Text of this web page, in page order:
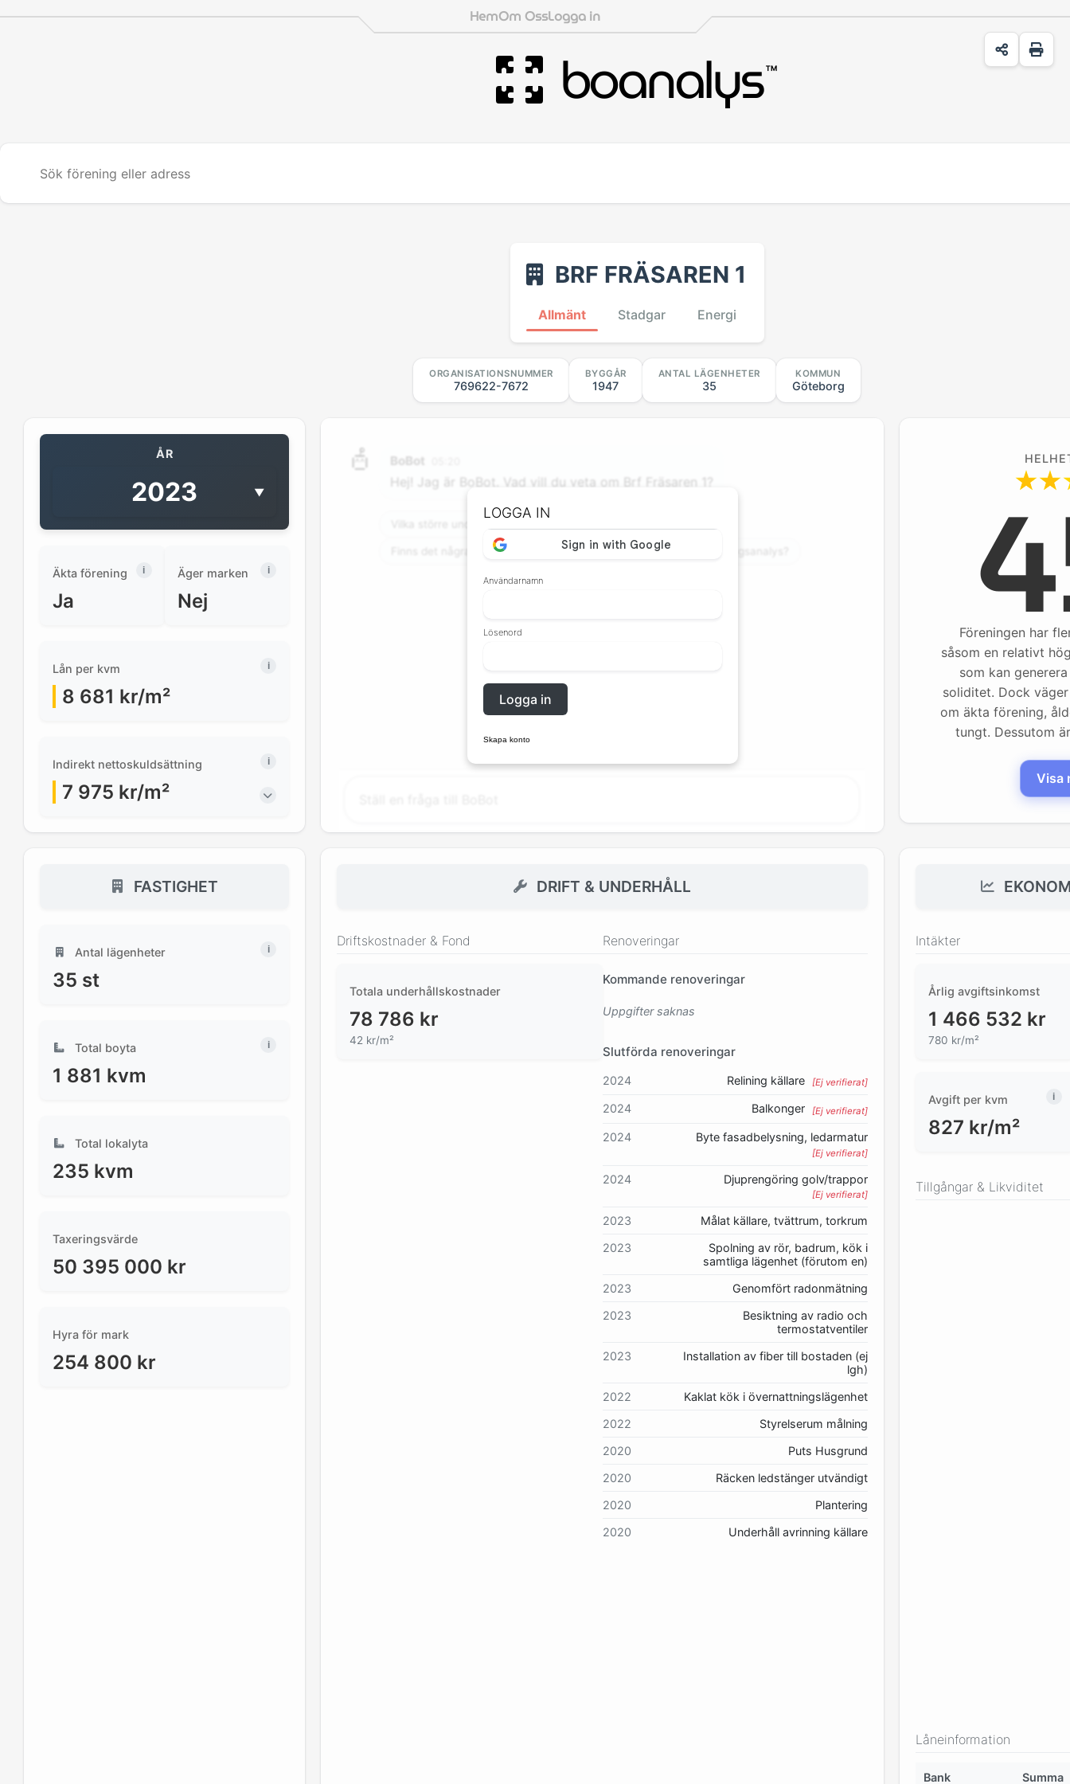
HemOm OssLogga in
boanalys™
BRF FRÄSAREN 1
Allmänt Stadgar Energi
ORGANISATIONSNUMMER
769622-7672
BYGGÅR
1947
ANTAL LÄGENHETER
35
KOMMUN
Göteborg
ÅR
2023 ▼
Äkta förening
Ja
Äger marken
Nej
Lån per kvm
8 681 kr/m²
Indirekt nettoskuldsättning
7 975 kr/m²
LOGGA IN
Användarnamn
Lösenord
Logga in
Skapa konto
BoBot
Hej! Jag är BoBot. Vad vill du veta om Brf Fräsaren 1?
Finns det några pågående tvister? Finns det en skuld och tillgångsanalys?
Föreningen har
såsom en relativt
som kan
soliditet. Dock
om äkta förening,
tungt. Dessutom
Visa
FASTIGHET
Antal lägenheter
35 st
Total boyta
1 881 kvm
Total lokalyta
235 kvm
Taxeringsvärde
50 395 000 kr
Hyra för mark
254 800 kr
DRIFT & UNDERHÅLL
Driftskostnader & Fond
Totala underhållskostnader
78 786 kr
42 kr/m²
Renoveringar
Kommande renoveringar
Uppgifter saknas
Slutförda renoveringar
2024 Relining källare [Ej verifierat]
2024 Balkonger [Ej verifierat]
2024 Byte fasadbelysning, ledarmatur
[Ej verifierat]
2024 Djuprengöring golv/trappor
[Ej verifierat]
2023
Målat källare, tvättrum, torkrum
2023
Spolning av rör, badrum, kök i
samtliga lägenhet (förutom en)
2023
Genomfört radonmätning
2023
Besiktning av radio och
termostatventiler
2023
Installation av fiber till bostaden (ej
lgh)
2022
Kaklat kök i övernattningslägenhet
2022
Styrelserum målning
2020
Puts Husgrund
2020
Räcken ledstänger utvändigt
2020
Plantering
2020
Underhåll avrinning källare
Intäkter
Årlig avgiftsinkomst
1 466 532 kr
780 kr/m²
Avgift per kvm
827 kr/m²
Tillgångar & Likviditet
Låneinformation
Bank Summa